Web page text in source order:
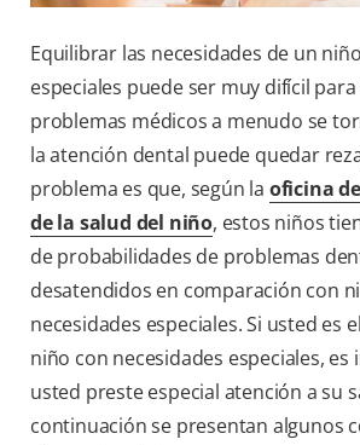
Equilibrar las necesidades de un
especiales puede ser muy difícil
problemas médicos a menudo se
la atención dental puede quedar
problema es que, según la oficina
de la salud del niño, estos niños
de probabilidades de problemas
desatendidos en comparación con
necesidades especiales. Si usted es
niño con necesidades especiales,
usted preste especial atención a su
continuación se presentan algunos